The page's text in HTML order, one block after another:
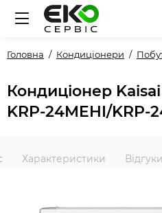
Головна Кондиціонери
Кондиціонер
KRP-24MEHI/KRP-
Характеристики Відгуки